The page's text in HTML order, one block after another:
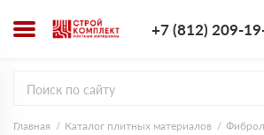
+7 (812) 209-
Главная Каталог плитных материалов